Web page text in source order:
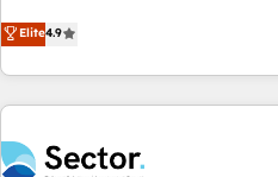
only satisfied once you are too. Why Systony? - 20+ years
of experience with CRM, Marketing,
implementations - 500+
back-end developers - Complex
Salesforce, MS Dynamics, Perfect
Custom integrations (e.g. MS
Elite4.9